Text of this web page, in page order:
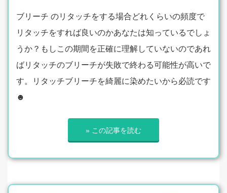
ブリーチ のリタッチをする場合どれくらいの頻度で
リタッチをすれば良いのかあなたは知っているでしょ
うか？もしこの期間を正確に理解していないのであれ
ばリタッチのブリーチが失敗で終わる可能性が高いで
す。リタッチブリーチを綺麗に染めたいから必読です
☻
» この記事を読む